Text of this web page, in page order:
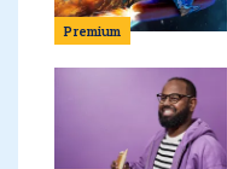
Premium